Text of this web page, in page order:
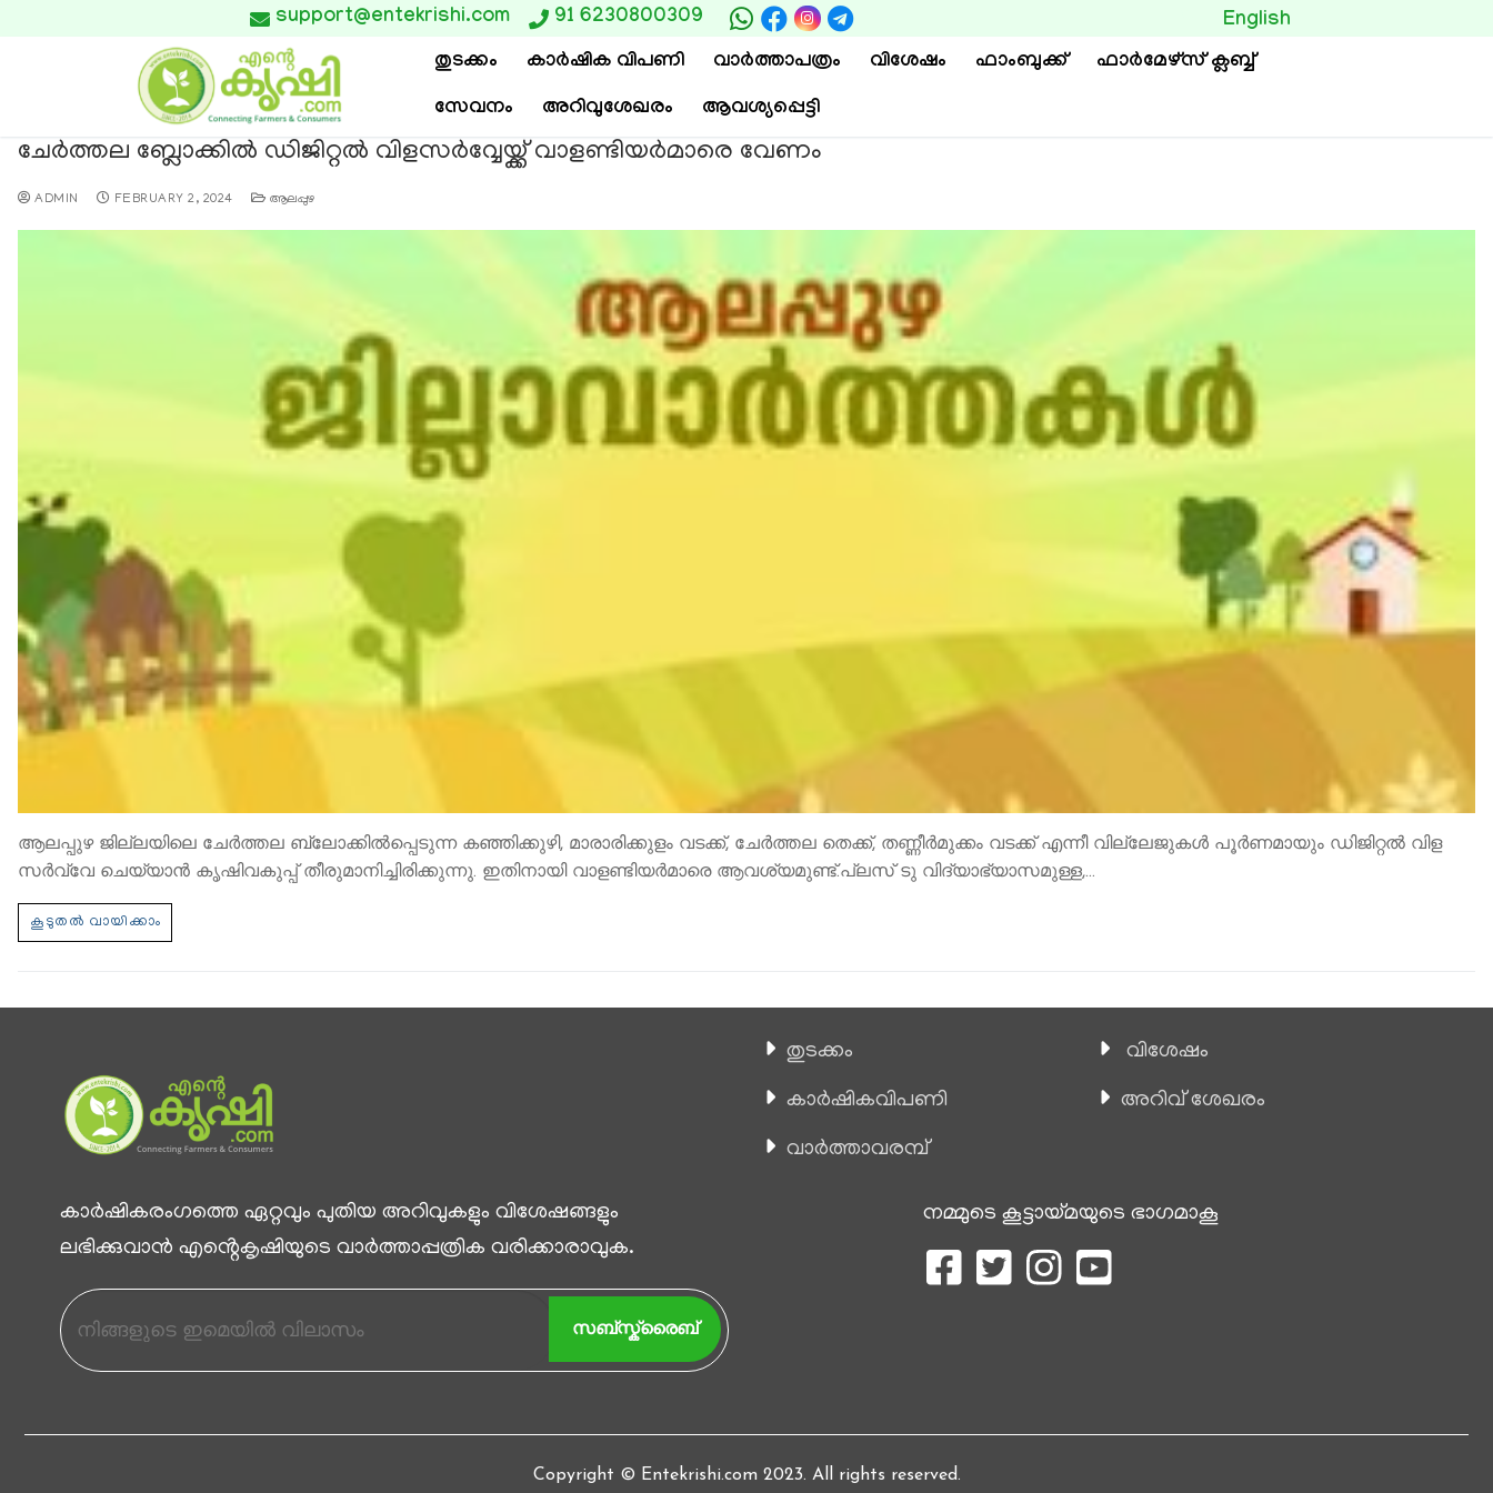
 support@entekrishi.com 91 6230800309 BUTTON
തുടക്കം കാര്‍ഷിക വിപണി വാ‍ർത്താപത്രം വിശേഷം ഫാംബുക്ക്
ഫാര്‍മേഴ്സ് ക്ലബ്ബ്
സേവനം
അറിവുശേഖരം ആവശ്യപ്പെട്ടി
English
ചേർത്തല ബ്ലോക്കിൽ ഡിജിറ്റൽ വിളസർവ്വേയ്ക്ക് വാളണ്ടിയര്‍മാരെ വേണം
ADMIN FEBRUARY 2, 2024 ആലപ്പുഴ
ആലപ്പുഴ ജില്ലയിലെ ചേർത്തല ബ്ലോക്കിൽപ്പെടുന്ന കഞ്ഞിക്കുഴി, മാരാരിക്കുളം വടക്ക്, ചേർത്തല തെക്ക്, തണ്ണീർമുക്കം വടക്ക് എന്നീ വില്ലേജുകൾ പൂർണമായും ഡിജിറ്റൽ വിള
സർവ്വേ ചെയ്യാൻ കൃഷിവകുപ്പ് തീരുമാനിച്ചിരിക്കുന്നു. ഇതിനായി വാളണ്ടിയര്‍മാരെ ആവശ്യമുണ്ട്.പ്ലസ് ടു വിദ്യാഭ്യാസമുള്ള,…
കാര്‍ഷികരംഗത്തെ ഏറ്റവും പുതിയ അറിവുകളും വിശേഷങ്ങളും
ലഭിക്കുവാന്‍ എൻ്റെകൃഷിയുടെ വാര്‍ത്താപ്പത്രിക വരിക്കാരാവുക.
സബ്സ്ക്രൈബ്
തുടക്കം
കാ‍ർഷികവിപണി
വാര്‍ത്താവരമ്പ്
വിശേഷം
അറിവ് ശേഖരം
നമ്മുടെ കൂട്ടായ്മയുടെ ഭാഗമാകൂ
Copyright © Entekrishi.com 2023. All rights reserved.